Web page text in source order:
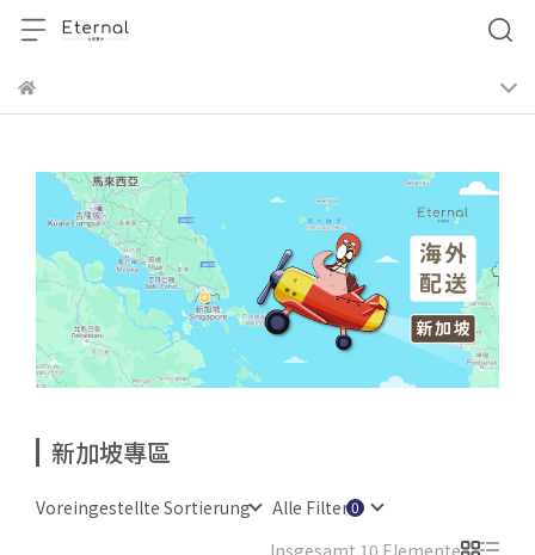
新加坡專區
Voreingestellte Sortierung
Alle Filter
Insgesamt 10 Elemente